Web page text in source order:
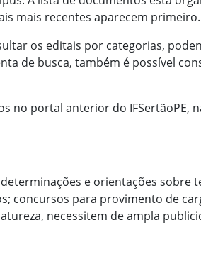
mais recentes aparecem primeiro.
os editais por categorias,
de busca, também é possível
no portal anterior do IFSertãoPE,
e orientações sobre
concursos para provimento de
necessitem de ampla